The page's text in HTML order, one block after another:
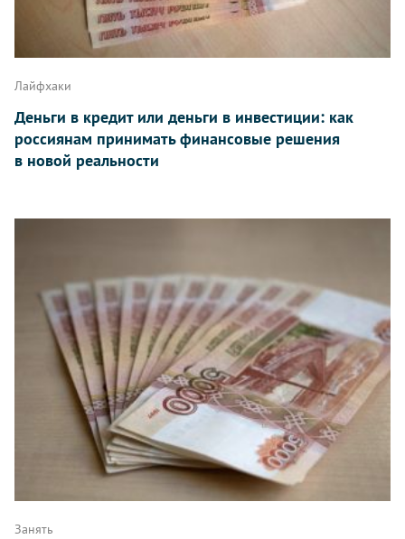
Лайфхаки
Деньги в кредит или деньги в инвестиции: как
россиянам принимать финансовые решения
в новой реальности
Занять